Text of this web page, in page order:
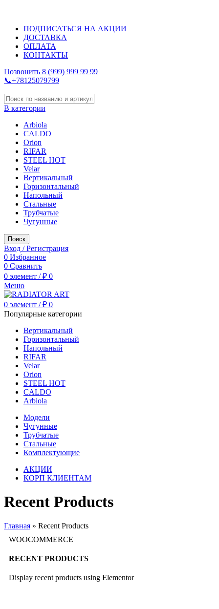
ПОДПИСАТЬСЯ НА АКЦИИ
ДОСТАВКА
ОПЛАТА
КОНТАКТЫ
Позвонить 8 (999) 999 99 99
📞+78125079799
В категории
Arbiola
CALDO
Orion
RIFAR
STEEL HOT
Velar
Вертикальный
Горизонтальный
Напольный
Стальные
Трубчатые
Чугунные
Поиск
Вход / Регистрация
0 Избранное
0 Сравнить
0 элемент / ₽ 0
Меню
0 элемент / ₽ 0
Популярные категории
Вертикальный
Горизонтальный
Напольный
RIFAR
Velar
Orion
STEEL HOT
CALDO
Arbiola
Модели
Чугунные
Трубчатые
Стальные
Комплектующие
АКЦИИ
КОРП КЛИЕНТАМ
Recent Products
Главная » Recent Products
WOOCOMMERCE
RECENT PRODUCTS
Display recent products using Elementor